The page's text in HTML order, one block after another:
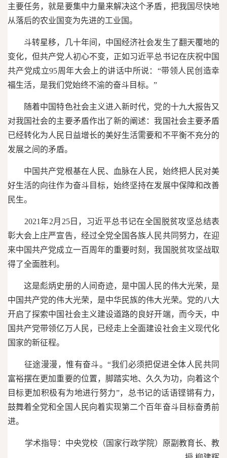
主要任务，就是要集中力量来解决这个矛盾，把我国尽快地
从落后的农业国变为先进的工业国。
斗转星移，几十年间，中国经济社会发生了翻天覆地的
变化，但共产党人初心不变，正如习近平总书记在庆祝中国
共产党成立95周年大会上的讲话中所说：“带领人民创造幸
福生活，是我们党始终不渝的奋斗目标。”
随着中国特色社会主义进入新时代，党的十九大报告又
对我国社会的主要矛盾作出了新的阐述：我国社会主要矛盾
已经转化为人民日益增长的美好生活需要和不平衡不充分的
发展之间的矛盾。
中国共产党根基在人民、血脉在人民，始终把人民对美
好生活的向往作为奋斗目标，始终坚持在发展中保障和改善
民生。
2021年2月25日，习近平总书记在全国脱贫攻坚总结表
彰大会上庄严宣告，经过全党全国各族人民共同努力，在迎
来中国共产党成立一百周年的重要时刻，我国脱贫攻坚战取
得了全面胜利。
这是彪炳史册的人间奇迹，是中国人民的伟大光荣，是
中国共产党的伟大光荣，是中华民族的伟大光荣。党的八大
开启了探索中国社会主义建设道路的良好开端，而今天，中
国共产党带领亿万人民，已经走上全面建设社会主义现代化
国家的新征程。
征途漫漫，惟有奋斗。“我们必须把促进全体人民共同
富裕摆在更加重要的位置，脚踏实地、久久为功，向着这个
目标更加积极有为地进行努力”，总书记的话语铿锵有力，
鼓舞着全党和全国人民向着实现第二个百年奋斗目标奋勇前
进。
学术指导：中央党校（国家行政学院）原副教育长、教